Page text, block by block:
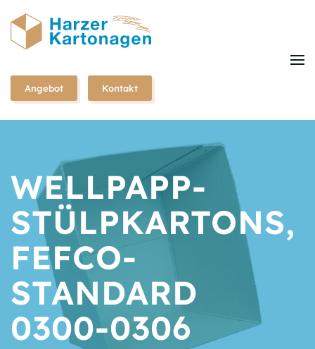
Zum
springen
Angebot Kontakt
WELLPAPP-
STÜLPKARTONS,
FEFCO-
STANDARD
0300-0306